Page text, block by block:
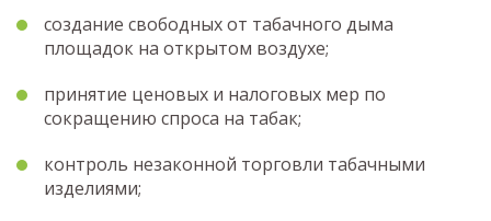
создание свободных от табачного дыма
площадок на открытом воздухе;
принятие ценовых и налоговых мер по
сокращению спроса на табак;
контроль незаконной торговли табачными
изделиями;